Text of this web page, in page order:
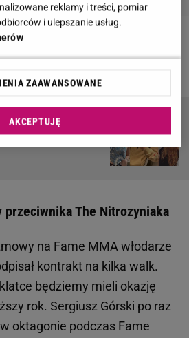
Lexy. Wyznał
przeciwnika The Nitrozyniaka
na Fame MMA włodarze
kontrakt na kilka walk.
będziemy mieli okazję
rok. Sergiusz Górski po raz
oktagonie podczas Fame
reklamy i treści, pomiar
i ulepszanie usług.
ZAAWANSOWANE
AKCEPTUJĘ